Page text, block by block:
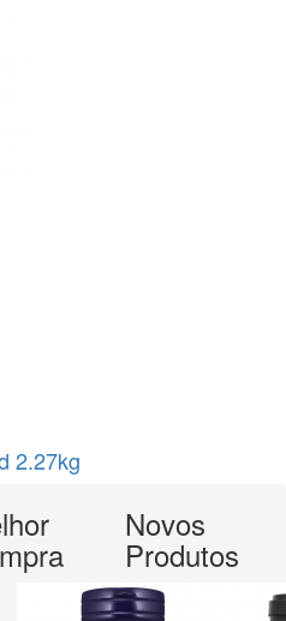
2.27kg
Novos
Produtos